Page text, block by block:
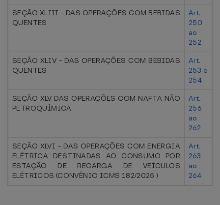
SEÇÃO XLIII - DAS OPERAÇÕES COM BEBIDAS
QUENTES
Art.
250
ao
252
SEÇÃO XLIV - DAS OPERAÇÕES COM BEBIDAS
QUENTES
Art.
253 e
254
SEÇÃO XLV DAS OPERAÇÕES COM NAFTA NÃO
PETROQUÍMICA
Art.
256
ao
262
SEÇÃO XLVI - DAS OPERAÇÕES COM ENERGIA
ELÉTRICA DESTINADAS AO CONSUMO POR
ESTAÇÃO DE RECARGA DE VEÍCULOS
ELÉTRICOS (CONVÊNIO ICMS 182/2025 )
Art.
263
ao
264